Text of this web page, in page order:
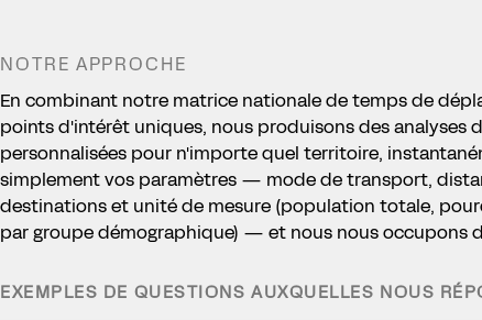
NOTRE APPROCHE
En combinant notre matrice nationale de temps de
points d'intérêt uniques, nous produisons des analyses
personnalisées pour n'importe quel territoire,
simplement vos paramètres — mode de transport,
destinations et unité de mesure (population totale,
par groupe démographique) — et nous nous occupons
EXEMPLES DE QUESTIONS AUXQUELLES NOUS